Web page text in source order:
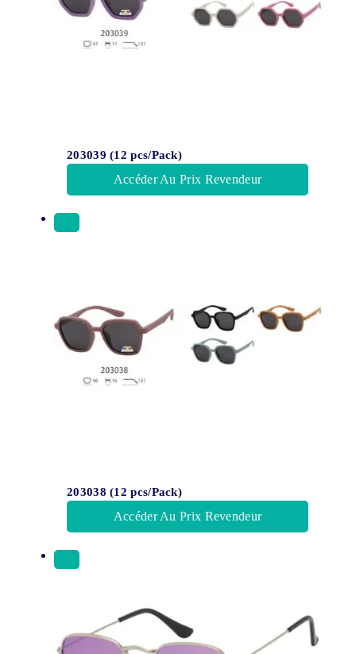
203039 (12 pcs/Pack)
Accéder Au Prix Revendeur
203038 (12 pcs/Pack)
Accéder Au Prix Revendeur